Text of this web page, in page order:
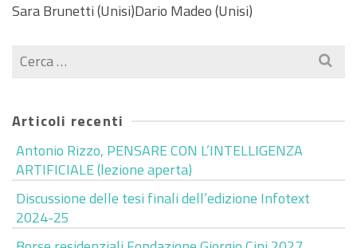
Sara Brunetti (Unisi)Dario Madeo (Unisi)
Cerca
per:
Articoli recenti
Antonio Rizzo, PENSARE CON L’INTELLIGENZA
ARTIFICIALE (lezione aperta)
Discussione delle tesi finali dell’edizione Infotext
2024-25